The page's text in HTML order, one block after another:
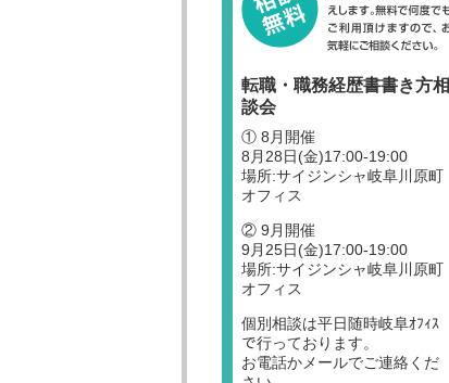
転職・職務経歴書書き方相
談会
① 8月開催
8月28日(金)17:00-19:00
場所:サイジンシャ岐阜川原町
オフィス
② 9月開催
9月25日(金)17:00-19:00
場所:サイジンシャ岐阜川原町
オフィス
個別相談は平日随時岐阜ｵﾌｨｽ
で行っております。
お電話かメールでご連絡くだ